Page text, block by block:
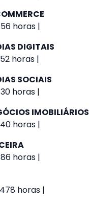
horas |
DIGITAIS
horas |
SOCIAIS
horas |
IMOBILIÁRIOS
horas |
horas |
horas |